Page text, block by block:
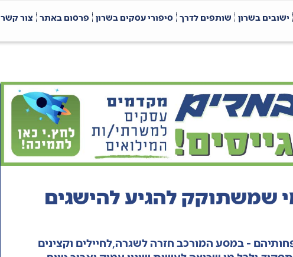
ישובים בשרון שותפים לדרך סיפורי עסקים בשרון פרסום באתר צור קשר
שמשתוקק להגיע להישגים
- במסע המורכב חזרה לשגרה,לחיילים וקצינים